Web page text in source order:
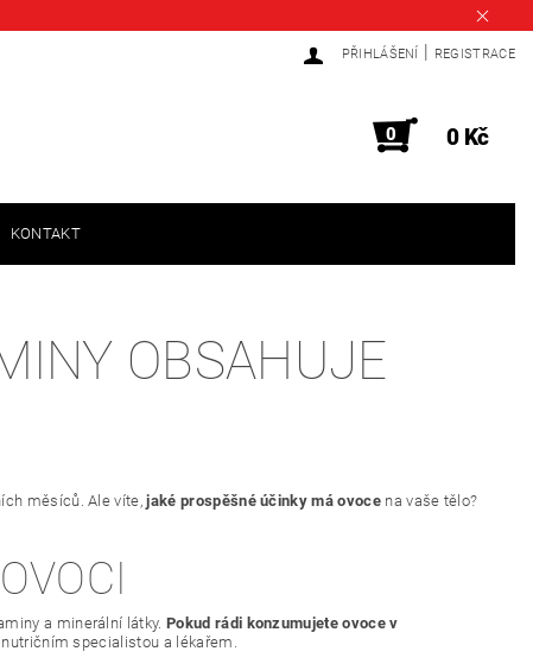
PŘIHLÁŠENÍ REGISTRACE
0 0 Kč
KONTAKT
OBSAHUJE
měsíců. Ale víte,jaké prospěšné účinky má ovocena vaše tělo?
a minerální látky. Pokud rádi konzumujete ovoce v
specialistou a lékařem.